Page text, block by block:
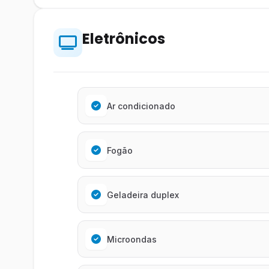
Eletrônicos
Ar condicionado
Fogão
Geladeira duplex
Microondas